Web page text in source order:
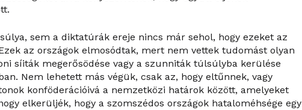
sem a diktatúrák ereje nincs már sehol, hogy ezeket az
az országok elmosódtak, mert nem vettek tudomást olyan
síiták megerősödése vagy a szunniták túlsúlyba kerülése
Nem lehetett más végük, csak az, hogy eltűnnek, vagy
konföderációivá a nemzetközi határok között, amelyeket
elkerüljék, hogy a szomszédos országok hataloméhsége egy